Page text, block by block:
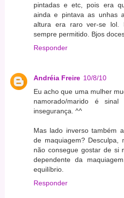
pintadas e etc, pois era
ainda e pintava as unhas
altura era raro ver-se
sempre permitido. Bjos
Responder
Andréia Freire 10/8/10
Eu acho que uma mulher
namorado/marido é
insegurança. ^^
Mas lado inverso também
de maquiagem? Desculpa,
não consegue gostar de si
dependente da
equilíbrio.
Responder